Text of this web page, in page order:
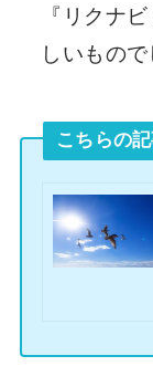
『リクナ
しいもの
こちらの